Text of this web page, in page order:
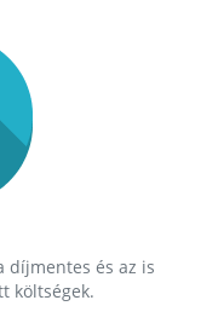
díjmentes és az is
költségek.